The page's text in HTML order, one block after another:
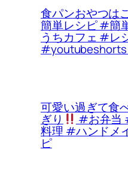
食パンおやつは
簡単レシピ #簡
うちカフェ #レ
可愛い過ぎて食
ぎり #お弁当
料理 #ハンドメ
ピ